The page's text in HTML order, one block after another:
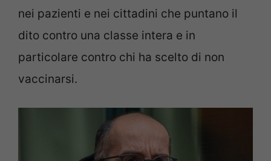
nei pazienti e nei cittadini che puntano il
dito contro una classe intera e in
particolare contro chi ha scelto di non
vaccinarsi.